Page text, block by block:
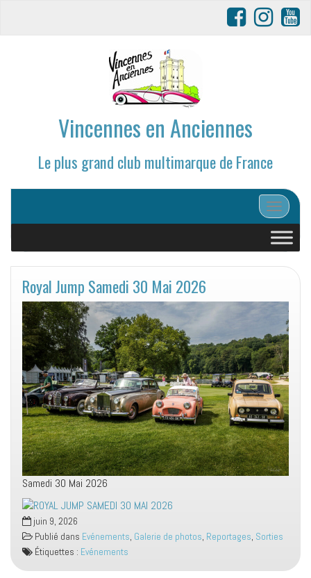
Vincennes en Anciennes
Le plus grand club multimarque de France
Afficher/
Royal Jump Samedi 30 Mai 2026
Samedi 30 Mai 2026
juin 9, 2026
Publié dans Evénements, Galerie de photos, Reportages, Sorties
Étiquettes : Evénements